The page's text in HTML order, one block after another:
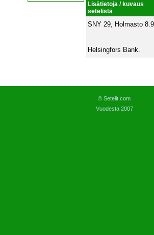
Lisätietoja / kuvaus
setelistä
SNY 29, Holmasto 8.9
Helsingfors Bank.
© Setelit.com
Vuodesta 2007